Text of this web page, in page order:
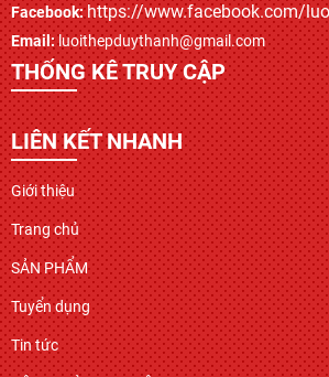
Facebook: https://www.facebook.com/
Email:luoithepduythanh@gmail.com
THỐNG KÊ TRUY CẬP
LIÊN KẾT NHANH
Giới thiệu
Trang chủ
SẢN PHẨM
Tuyển dụng
Tin tức